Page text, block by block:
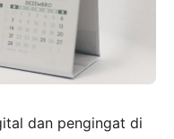
dan pengingat di